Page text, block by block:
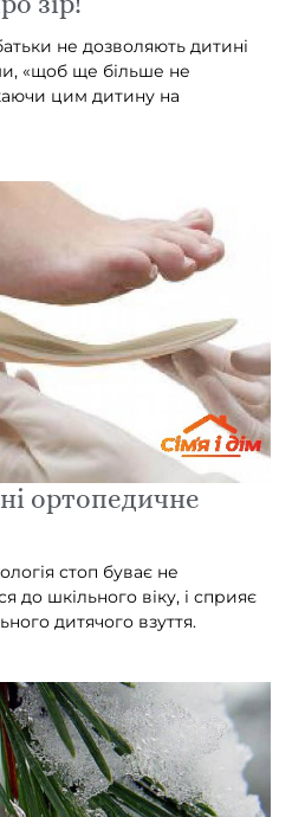
не дозволяють дитині
«щоб ще більше не
цим дитину на
ортопедичне
стоп буває не
до шкільного віку, і сприяє
дитячого взуття.